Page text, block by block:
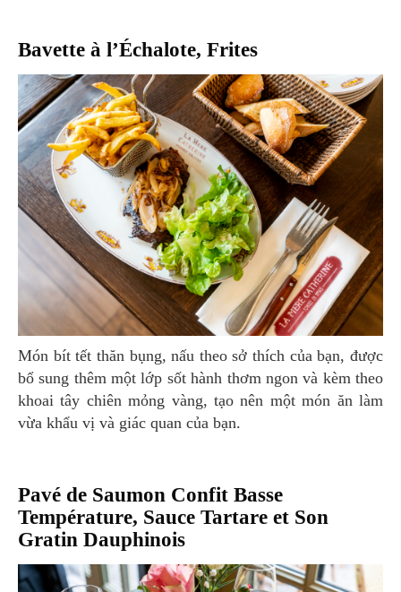
Bavette à l’Échalote, Frites
Món bít tết thăn bụng, nấu theo sở thích của bạn, được
bổ sung thêm một lớp sốt hành thơm ngon và kèm theo
khoai tây chiên mỏng vàng, tạo nên một món ăn làm
vừa khẩu vị và giác quan của bạn.
Pavé de Saumon Confit Basse
Température, Sauce Tartare et Son
Gratin Dauphinois